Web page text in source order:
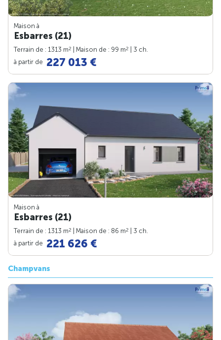
Maison à
Esbarres (21)
Terrain de : 1313 m2 | Maison de : 99 m2
| 3 ch.
à partir de 227 013 €
Maison à
Esbarres (21)
Terrain de : 1313 m2 | Maison de : 86 m2
| 3 ch.
à partir de 221 626 €
Champvans